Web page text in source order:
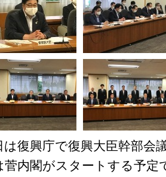
は復興庁で復興大臣幹部会
菅内閣がスタートする予